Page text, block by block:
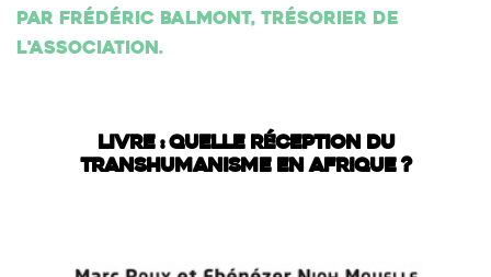
Par Frédéric Balmont, trésorier de
l'association.
LIVRE : QUELLE RÉCEPTION DU
TRANSHUMANISME EN AFRIQUE ?